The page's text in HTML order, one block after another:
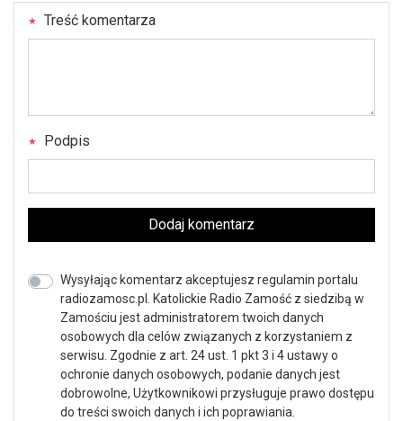
Treść komentarza
Podpis
Dodaj komentarz
Wysyłając komentarz akceptujesz regulamin portalu
radiozamosc.pl. Katolickie Radio Zamość z siedzibą w
Zamościu jest administratorem twoich danych
osobowych dla celów związanych z korzystaniem z
serwisu. Zgodnie z art. 24 ust. 1 pkt 3 i 4 ustawy o
ochronie danych osobowych, podanie danych jest
dobrowolne, Użytkownikowi przysługuje prawo dostępu
do treści swoich danych i ich poprawiania.